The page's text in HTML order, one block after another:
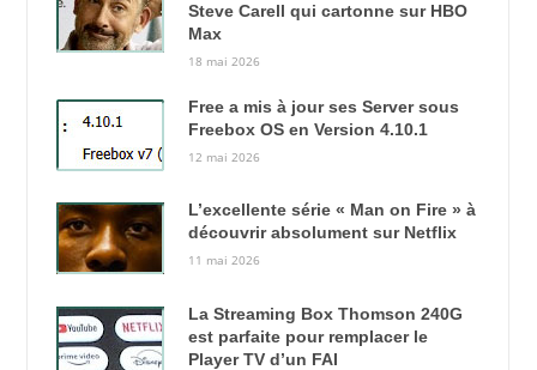
Steve Carell qui cartonne sur HBO
Max
18 mai 2026
Free a mis à jour ses Server sous
Freebox OS en Version 4.10.1
12 mai 2026
L’excellente série « Man on Fire » à
découvrir absolument sur Netflix
11 mai 2026
La Streaming Box Thomson 240G
est parfaite pour remplacer le
Player TV d’un FAI